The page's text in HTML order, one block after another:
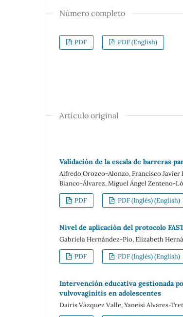
Número completo
PDF PDF (English)
Artículo original
Validación de la escala de barreras
Alfredo Orozco-Alonzo, Francisco
Blanco-Álvarez, Miguel Ángel Zenteno-
PDF PDF (Inglés) (English)
Nivel de aplicación del protocolo
Gabriela Hernández-Pío, Elizabeth
PDF PDF (Inglés) (English)
Intervención educativa gestionada
vulvovaginitis en adolescentes
Dairis Vázquez Valle, Yaneisi Alvares-